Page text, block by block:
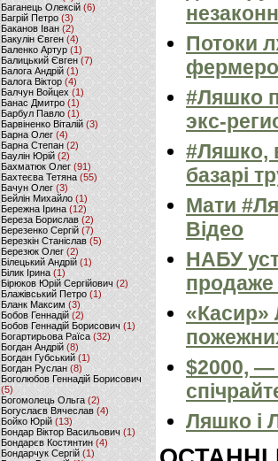
Баганець Олексій(6)
Багрій Петро (3)
Баканов Іван(2)
Бакулін Євген (4)
Баленко Артур(1)
Балицький Євген(7)
Балога Андрій (1)
Балога Віктор (4)
Балчун Войцех (1)
Банас Дмитро (1)
Барбул Павло(1)
Барвіненко Віталій(3)
Барна Олег (4)
Барна Степан (2)
Баулін Юрій (2)
Бахматюк Олег (91)
Бахтеєва Тетяна(55)
Бачун Олег (3)
Бейлін Михайло (1)
Бережна Ірина(12)
Береза Борислав(2)
Березенко Сергій (7)
Березкін Станіслав (5)
Березюк Олег(2)
Білецький Андрій (1)
Білик Ірина (1)
Бірюков Юрій Сергійович (2)
Блажівський Петро (1)
Бланк Максим(3)
Бобов Геннадій (2)
Бобов Геннадій Борисович (1)
Богартирьова Раїса (32)
Богдан Андрій(8)
Богдан Губський (1)
Богдан Руслан(8)
Боголюбов Геннадій Борисович
(5)
Богомолець Ольга (2)
Богуслаєв Вячеслав (4)
Бойко Юрій (13)
Бондар Віктор Васильович (1)
Бондарєв Костянтин (4)
Бондарчук Сергій(1)
Потоки
#Ляшко
экс-
#Ляшко,
базарі
Мати
Відео
НАБУ
«Касир»
$2000, —
Ляшко і